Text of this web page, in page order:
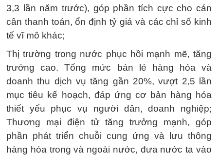
3,3 lần năm trước), góp phần tích cực cho cán
cân thanh toán, ổn định tỷ giá và các chỉ số kinh
tế vĩ mô khác;
Thị trường trong nước phục hồi mạnh mẽ, tăng
trưởng cao. Tổng mức bán lẻ hàng hóa và
doanh thu dịch vụ tăng gần 20%, vượt 2,5 lần
mục tiêu kế hoạch, đáp ứng cơ bản hàng hóa
thiết yếu phục vụ người dân, doanh nghiệp;
Thương mại điện tử tăng trưởng mạnh, góp
phần phát triển chuỗi cung ứng và lưu thông
hàng hóa trong và ngoài nước, đưa nước ta vào